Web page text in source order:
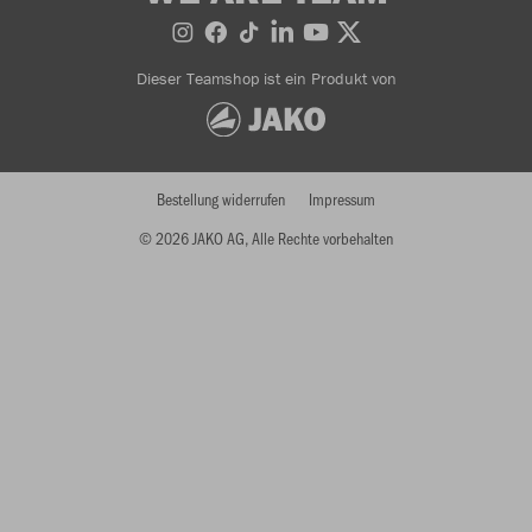
Dieser Teamshop ist ein Produkt von
© 2026 JAKO AG, Alle Rechte vorbehalten
Bestellung widerrufen Impressum